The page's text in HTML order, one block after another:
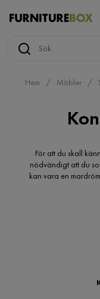
Hem Möbler
För att du skall
nödvändigt att du
kan vara en
det viktigt att du